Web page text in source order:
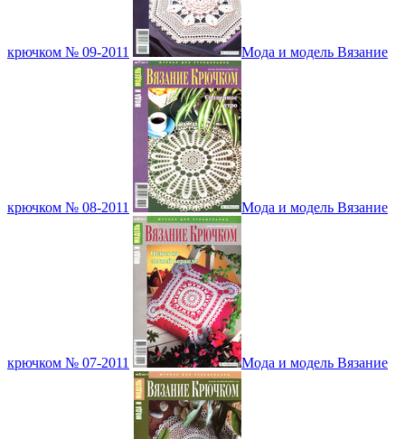
крючком № 09-2011 Мода и модель Вязание
крючком № 08-2011 Мода и модель Вязание
крючком № 07-2011 Мода и модель Вязание